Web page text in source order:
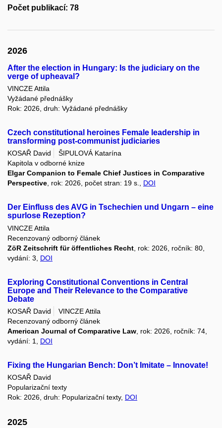
Počet publikací: 78
2026
After the election in Hungary: Is the judiciary on the
verge of upheaval?
VINCZE Attila
Vyžádané přednášky
Rok: 2026, druh: Vyžádané přednášky
Czech constitutional heroines Female leadership in
transforming post-communist judiciaries
KOSAŘ David
ŠIPULOVÁ Katarína
Kapitola v odborné knize
Elgar Companion to Female Chief Justices in Comparative
Perspective, rok: 2026, počet stran: 19 s., DOI
Der Einfluss des AVG in Tschechien und Ungarn – eine
spurlose Rezeption?
VINCZE Attila
Recenzovaný odborný článek
ZöR Zeitschrift für öffentliches Recht , rok: 2026, ročník: 80,
vydání: 3, DOI
Exploring Constitutional Conventions in Central
Europe and Their Relevance to the Comparative
Debate
KOSAŘ David
VINCZE Attila
Recenzovaný odborný článek
American Journal of Comparative Law , rok: 2026, ročník: 74,
vydání: 1, DOI
Fixing the Hungarian Bench: Don’t Imitate – Innovate!
KOSAŘ David
Popularizační texty
Rok: 2026, druh: Popularizační texty, DOI
2025